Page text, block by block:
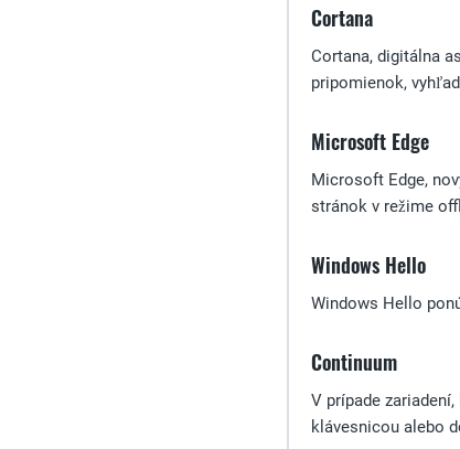
Cortana
Cortana, digitálna
pripomienok,
Microsoft Edge
Microsoft Edge,
stránok v režime
Windows Hello
Windows Hello
Continuum
V prípade
klávesnicou alebo